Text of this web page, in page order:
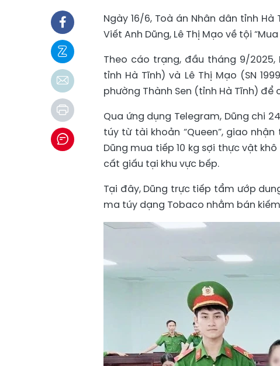
Ngày 16/6, Toà án Nhân dân tỉnh
Viết Anh Dũng, Lê Thị Mạo về tội
Theo cáo trạng, đầu tháng 9/2025,
tỉnh Hà Tĩnh) và Lê Thị Mạo (SN
phường Thành Sen (tỉnh Hà Tĩnh) để
Qua ứng dụng Telegram, Dũng chi
túy từ tài khoản “Queen”, giao
Dũng mua tiếp 10 kg sợi thực vật
cất giấu tại khu vực bếp.
Tại đây, Dũng trực tiếp tẩm ướp
ma túy dạng Tobaco nhằm bán